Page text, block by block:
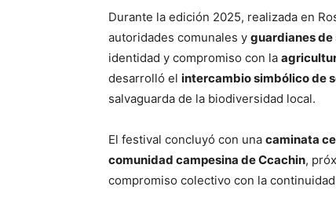
Durante la edición 2025, realizada en
autoridades comunales y guardianes de
identidad y compromiso con la
desarrolló el intercambio simbólico de
salvaguarda de la biodiversidad local.
El festival concluyó con una caminata
comunidad campesina de Ccachin,
compromiso colectivo con la